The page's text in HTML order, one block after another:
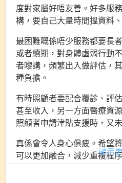
度對家屬好唔友善。好多服
構，要自己大量時間搵資料
最困難嘅係唔少服務都要長
或者續期，對身體虛弱行動
者嚟講，頻繁出入做評估，
種負擔。
有時照顧者要配合覆診、評
甚至收入，另一方面醫療資
照顧者申請津貼支援時，又
真係會令人身心俱疲。希望
可以更加融合，減少重複程
合適嘅幫助。
顯示